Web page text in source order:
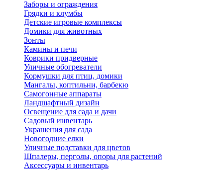
Заборы и ограждения
Грядки и клумбы
Детские игровые комплексы
Домики для животных
Зонты
Камины и печи
Коврики придверные
Уличные обогреватели
Кормушки для птиц, домики
Мангалы, коптильни, барбекю
Самогонные аппараты
Ландшафтный дизайн
Освещение для сада и дачи
Садовый инвентарь
Украшения для сада
Новогодние елки
Уличные подставки для цветов
Шпалеры, перголы, опоры для растений
Аксессуары и инвентарь